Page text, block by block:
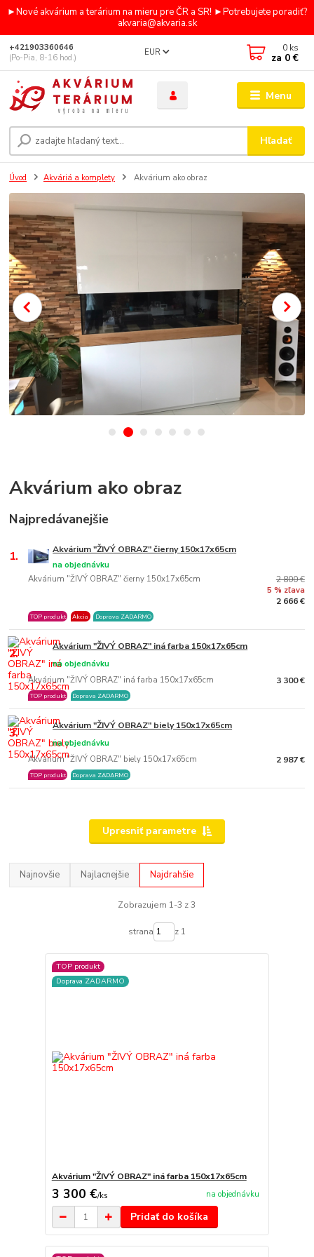
►Nové akvárium a terárium na mieru pre ČR a SR! ►Potrebujete poradiť?
akvaria@akvaria.sk
Menu
EUR
Hľadať
+421903360646
(Po-Pia, 8-16 hod.)
0 ks
za 0 €
Úvod Akváriá a komplety Akvárium ako obraz
Akvárium ako obraz
Najpredávanejšie
1. Akvárium "ŽIVÝ OBRAZ" čierny 150x17x65cm
Akvárium "ŽIVÝ OBRAZ" čierny 150x17x65cm
na objednávku
TOP produkt Akcia Doprava ZADARMO
2 800 €
5 % zľava
2 666 €
2. Akvárium "ŽIVÝ OBRAZ" iná farba 150x17x65cm
Akvárium "ŽIVÝ OBRAZ" iná farba 150x17x65cm
na objednávku
TOP produkt Doprava ZADARMO
3 300 €
3. Akvárium "ŽIVÝ OBRAZ" biely 150x17x65cm
Akvárium "ŽIVÝ OBRAZ" biely 150x17x65cm
na objednávku
TOP produkt Doprava ZADARMO
2 987 €
Upresniť parametre
Najnovšie Najlacnejšie Najdrahšie
Zobrazujem 1-3 z 3
strana z 1
TOP produkt
Doprava ZADARMO
Akvárium "ŽIVÝ OBRAZ" iná farba 150x17x65cm
3 300 €/ks na objednávku
Pridať do košíka